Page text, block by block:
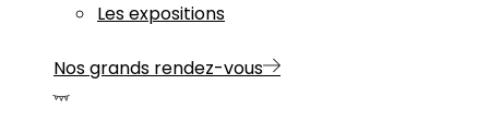
Les expositions
Nos grands rendez-vous